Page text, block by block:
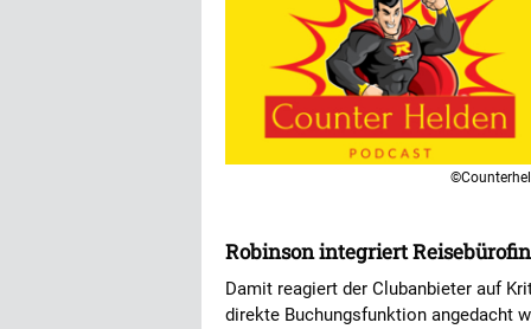
Robinson integriert
Damit reagiert der Clubanbieter auf
direkte Buchungsfunktion angedacht